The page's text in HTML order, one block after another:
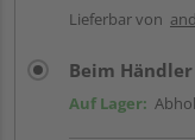
Lieferbar von
Beim
Auf Lager: